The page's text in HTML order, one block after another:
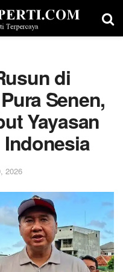
di
Senen,
Yayasan
2026